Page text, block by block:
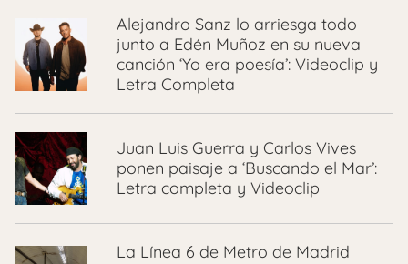
Alejandro Sanz lo arriesga todo
junto a Edén Muñoz en su nueva
canción ‘Yo era poesía’: Videoclip y
Letra Completa
Juan Luis Guerra y Carlos Vives
ponen paisaje a ‘Buscando el Mar’:
Letra completa y Videoclip
La Línea 6 de Metro de Madrid